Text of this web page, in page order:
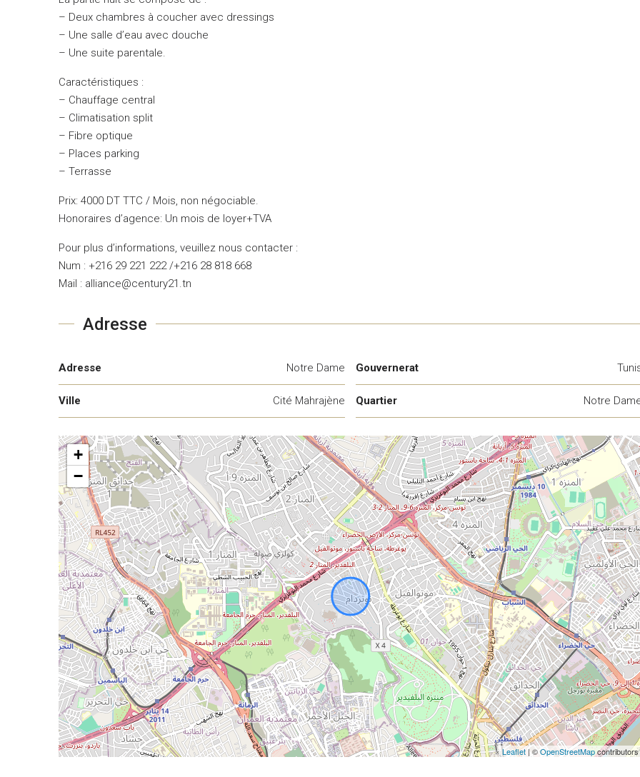
– Deux chambres à coucher avec dressings
– Une salle d’eau avec douche
– Une suite parentale.
Caractéristiques :
– Chauffage central
– Climatisation split
– Fibre optique
– Places parking
– Terrasse
Prix: 4000 DT TTC / Mois, non négociable.
Honoraires d’agence: Un mois de loyer+TVA
Pour plus d’informations, veuillez nous contacter :
Num : +216 29 221 222 /+216 28 818 668
Mail : alliance@century21.tn
Adresse
Adresse Notre Dame
Ville Cité Mahrajène
Gouvernerat
Quartier Notre
+
−
Leaflet | ©OpenStreetMapcontributors